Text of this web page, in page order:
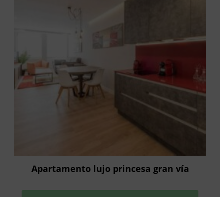
Apartamento lujo princesa gran vía